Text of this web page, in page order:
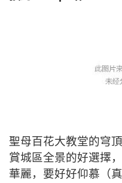
聖母百花大教堂的穹
賞城區全景的好選擇
華麗，要好好仰慕（